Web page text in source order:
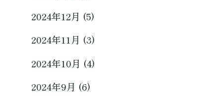
2024年12月 (5)
2024年11月 (3)
2024年10月 (4)
2024年9月 (6)